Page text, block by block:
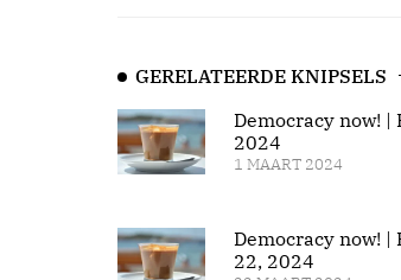
GERELATEERDE KNIPSELS
Democracy now! |
2024
1 MAART 2024
Democracy now! |
22, 2024